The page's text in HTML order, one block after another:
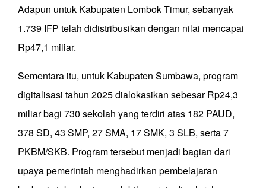
Adapun untuk Kabupaten Lombok Timur, sebanyak
1.739 IFP telah didistribusikan dengan nilai mencapai
Rp47,1 miliar.
Sementara itu, untuk Kabupaten Sumbawa, program
digitalisasi tahun 2025 dialokasikan sebesar Rp24,3
miliar bagi 730 sekolah yang terdiri atas 182 PAUD,
378 SD, 43 SMP, 27 SMA, 17 SMK, 3 SLB, serta 7
PKBM/SKB. Program tersebut menjadi bagian dari
upaya pemerintah menghadirkan pembelajaran